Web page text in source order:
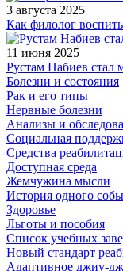
3 августа 2025
Как филолог
11 июня 2025
Рустам Набиев стал
Болезни и состояния
Рак и его типы
Нервные болезни
Анализы и
Социальная
Средства
Доступная среда
Жемчужина мысли
История одного
Здоровье
Льготы и пособия
Список учебных
Новый стандарт
Адаптивное джиу-